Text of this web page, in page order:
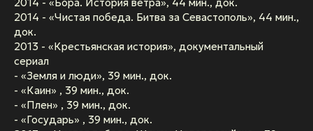
2014 - «Бора. История ветра», 44 мин., док.
2014 - «Чистая победа. Битва за Севастополь», 44 мин.,
док.
2013 - «Крестьянская история», документальный
сериал
- «Земля и люди», 39 мин., док.
- «Каин» , 39 мин., док.
- «Плен» , 39 мин., док.
- «Государь» , 39 мин., док.